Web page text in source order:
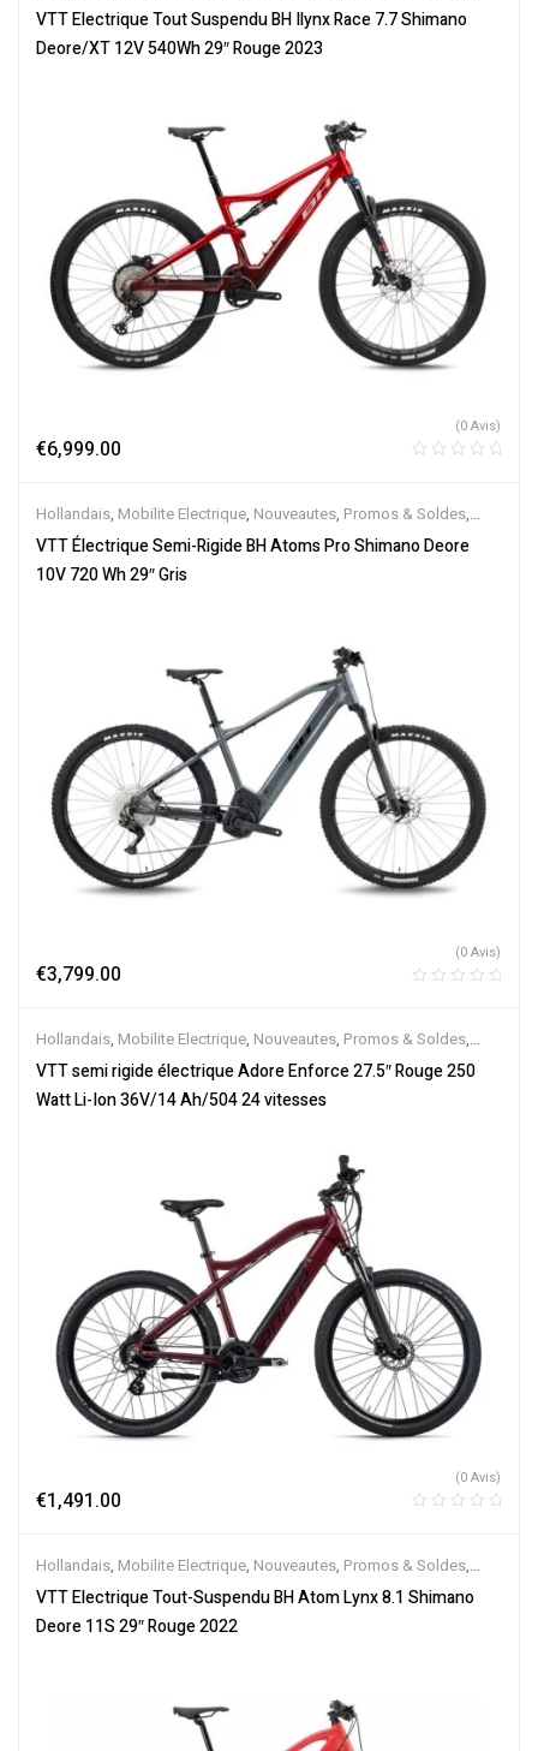
Tout-Suspendus,Vélo électrique ville,Velos Electriques,VTT
Électriques
VTT Electrique Tout Suspendu BH Ilynx Race 7.7 Shimano
Deore/XT 12V 540Wh 29″ Rouge 2023
€6,999.00
(0 Avis)
Hollandais, Mobilite Electrique, Nouveautes, Promos & Soldes,
Semi-Rigides,Vélo électrique ville ,Velos Electriques,VTT
Électriques
VTT Électrique Semi-Rigide BH Atoms Pro Shimano Deore
10V 720 Wh 29″ Gris
€3,799.00
(0 Avis)
Hollandais, Mobilite Electrique, Nouveautes, Promos & Soldes,
Semi-Rigides,Vélo électrique ville,Velos Electriques,VTT
Électriques
VTT semi rigide électrique Adore Enforce 27.5″ Rouge 250
Watt Li-Ion 36V/14 Ah/504 24 vitesses
€1,491.00
(0 Avis)
Hollandais, Mobilite Electrique, Nouveautes, Promos & Soldes,
Tout-Suspendus ,Vélo électrique ville, Velos Electriques,VTT
Électriques
VTT Electrique Tout-Suspendu BH Atom Lynx 8.1 Shimano
Deore 11S 29″ Rouge 2022